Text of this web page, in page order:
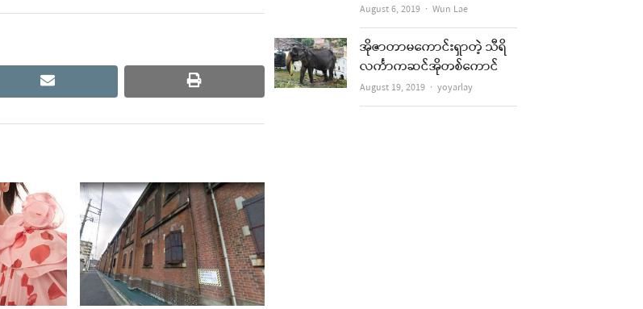
email print
August 6, 2019 Author
Wun Lae
အိုဇာတာမကောင်းရှာတဲ့ သီရိ
လင်္ကာကဆင်အိုတစ်ကောင်
August 19, 2019 Author
yoyarlay